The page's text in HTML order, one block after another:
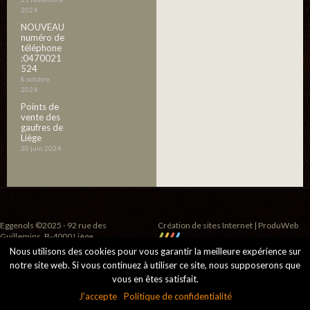
2024
NOUVEAU
numéro de
téléphone
:0470021
524
8 octobre
2024
Points de
vente des
gaufres de
Liège
30 juin 2024
Eggenols ©2025 - 92 rue des
Guillemins, B-4000 Liège
Création de sites Internet | ProduWeb
Nous utilisons des cookies pour vous garantir la meilleure expérience sur
notre site web. Si vous continuez à utiliser ce site, nous supposerons que
vous en êtes satisfait.
J'accepte
Politique de confidentialité